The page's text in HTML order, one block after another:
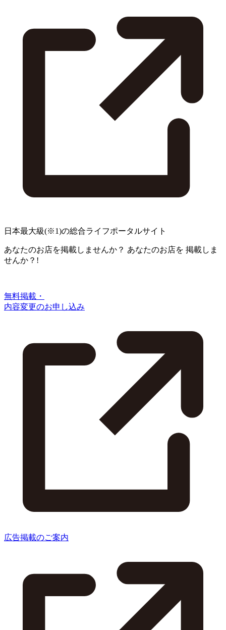
日本最大級(※1)の総合ライフポータルサイト
あなたのお店を掲載しませんか？ あなたのお店を 掲載しま
せんか？!
無料掲載・
内容変更のお申し込み
広告掲載のご案内